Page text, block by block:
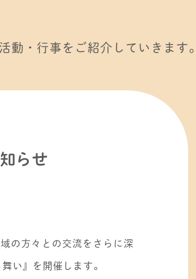
動・行事をご紹介していきます。
らせ
の方々との交流をさらに深
い』を開催します。